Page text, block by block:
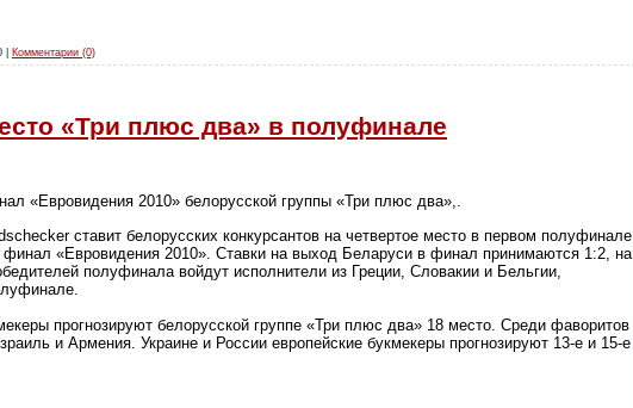
| Комментарии (0)
«Три плюс два» в полуфинале
«Евровидения 2010» белорусской группы «Три плюс два»,.
ставит белорусских конкурсантов на четвертое место в первом полуфинале
финал «Евровидения 2010». Ставки на выход Беларуси в финал принимаются 1:2, на
полуфинала войдут исполнители из Греции, Словакии и Бельгии,
прогнозируют белорусской группе «Три плюс два» 18 место. Среди фаворитов
и Армения. Украине и России европейские букмекеры прогнозируют 13-е и 15-е